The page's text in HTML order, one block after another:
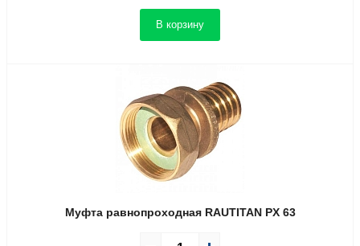
В корзину
Муфта равнопроходная RAUTITAN PX 63